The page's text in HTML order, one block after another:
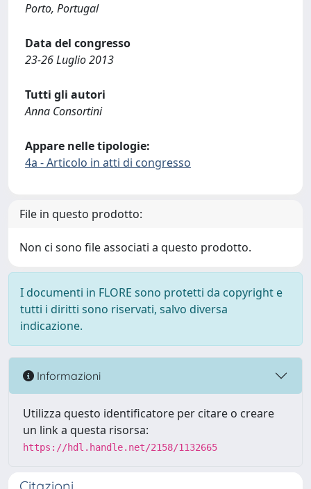
Porto, Portugal
Data del congresso
23-26 Luglio 2013
Tutti gli autori
Anna Consortini
Appare nelle tipologie:
4a - Articolo in atti di congresso
File in questo prodotto:
Non ci sono file associati a questo prodotto.
I documenti in FLORE sono protetti da copyright e
tutti i diritti sono riservati, salvo diversa
indicazione.
Informazioni
Utilizza questo identificatore per citare o creare
un link a questa risorsa:
https://hdl.handle.net/2158/1132665